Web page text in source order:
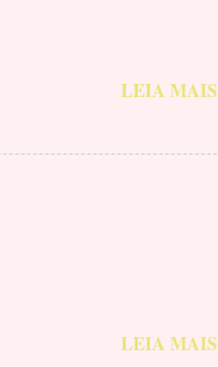
LEIA MAIS
LEIA MAIS